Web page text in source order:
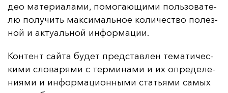
део ма­те­ри­ала­ми, по­мо­га­ющи­ми поль­зо­ва­те­
лю по­лу­чить мак­си­маль­ное ко­ли­чес­тво по­лез­
ной и ак­ту­аль­ной ин­фор­ма­ции.
Кон­тент сай­та бу­дет пред­став­лен те­ма­ти­чес­
ки­ми сло­ва­ря­ми с тер­ми­на­ми и их оп­ре­де­ле­
ни­ями и ин­фор­ма­ци­он­ны­ми стать­ями са­мых